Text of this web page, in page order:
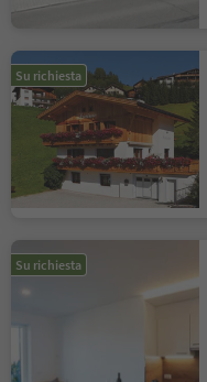
Su richiesta
Su richiesta